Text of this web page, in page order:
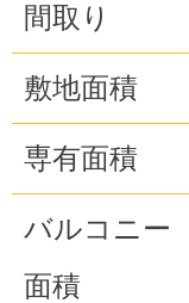
間取り
敷地面積
専有面積
バルコニー
面積